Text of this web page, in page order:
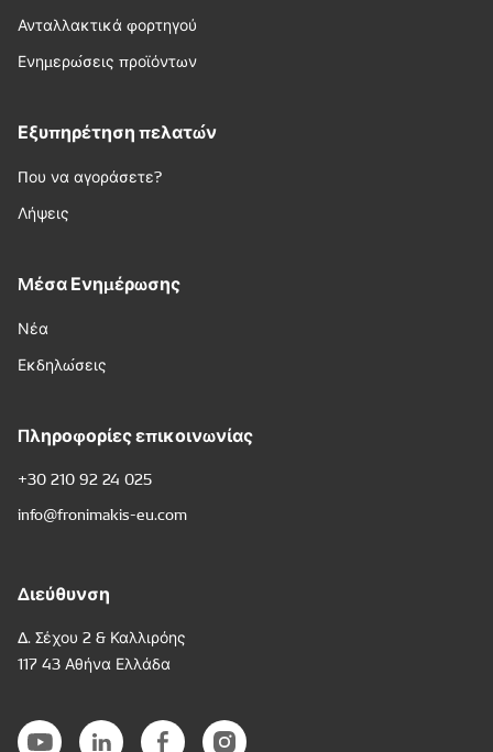
Ανταλλακτικά φορτηγού
Ενημερώσεις προϊόντων
Εξυπηρέτηση πελατών
Που να αγοράσετε?
Λήψεις
Μέσα Ενημέρωσης
Νέα
Εκδηλώσεις
Πληροφορίες επικοινωνίας
+30 210 92 24 025
info@fronimakis-eu.com
Διεύθυνση
Δ. Σέχου 2 & Καλλιρόης
117 43 Αθήνα Ελλάδα